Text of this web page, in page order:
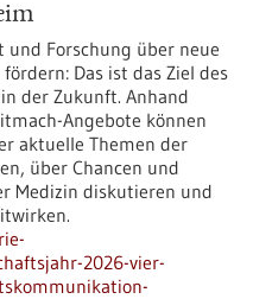
und Forschung über neue
Das ist das Ziel des
der Zukunft. Anhand
Angebote können
aktuelle Themen der
über Chancen und
Medizin diskutieren und
2026-vier-